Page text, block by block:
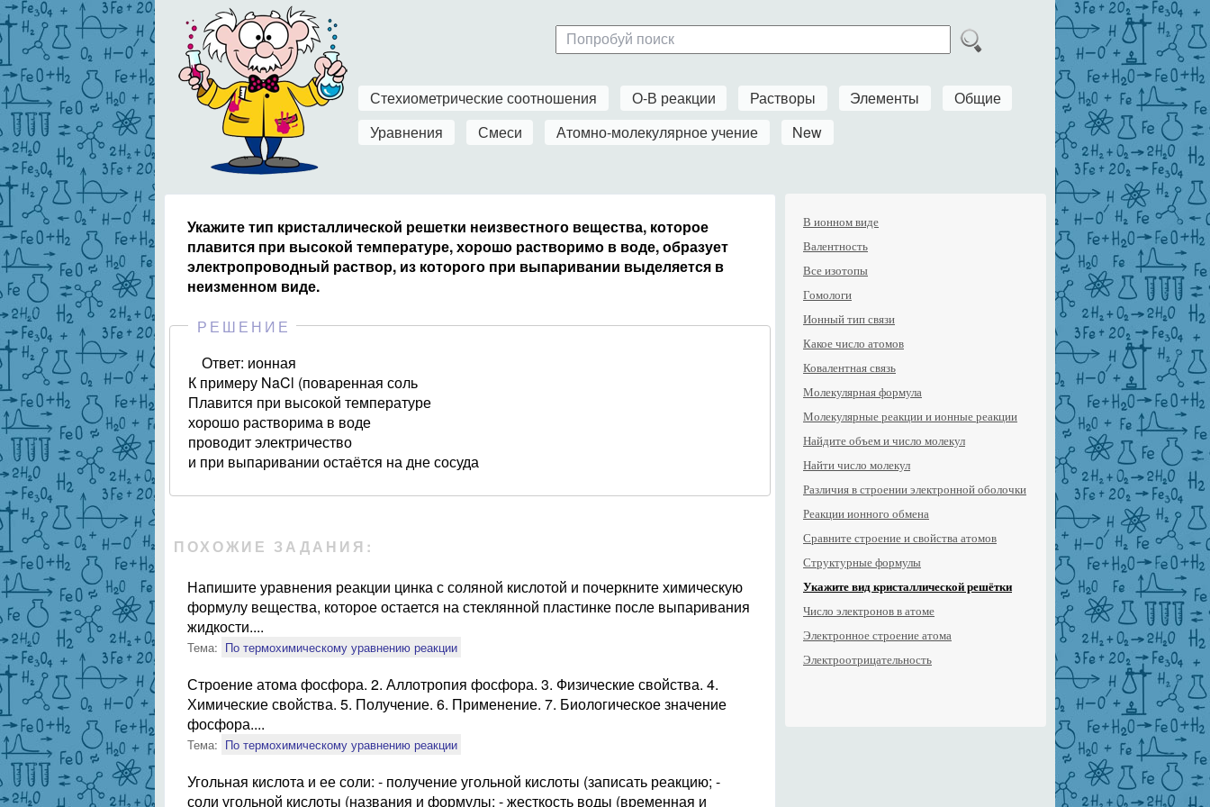
Стехиометрические соотношения О-В реакции Растворы Элементы
Общие
Уравнения
Смеси Атомно-молекулярное учение New
Укажите тип кристаллической решетки неизвестного вещества, которое
плавится при высокой температуре, хорошо растворимо в воде, образует
электропроводный раствор, из которого при выпаривании выделяется в
неизменном виде.
РЕШЕНИЕ
Ответ: ионная
К примеру NaCl (поваренная соль
Плавится при высокой температуре
хорошо растворима в воде
проводит электричество
и при выпаривании остаётся на дне сосуда
ПОХОЖИЕ ЗАДАНИЯ:
Напишите уравнения реакции цинка с соляной кислотой и почеркните химическую
формулу вещества, которое остается на стеклянной пластинке после выпаривания
жидкости....
Тема: По термохимическому уравнению реакции
Строение атома фосфора. 2. Аллотропия фосфора. 3. Физические свойства. 4.
Химические свойства. 5. Получение. 6. Применение. 7. Биологическое значение
фосфора....
Тема: По термохимическому уравнению реакции
Угольная кислота и ее соли: - получение угольной кислоты (записать реакцию; -
соли угольной кислоты (названия и формулы; - жесткость воды (временная и
В ионном виде
Валентность
Все изотопы
Гомологи
Ионный тип связи
Какое число атомов
Ковалентная связь
Молекулярная формула
Молекулярные реакции и ионные реакции
Найдите объем и число молекул
Найти число молекул
Различия в строении электронной оболочки
Реакции ионного обмена
Сравните строение и свойства атомов
Структурные формулы
Укажите вид кристаллической решётки
Число электронов в атоме
Электронное строение атома
Электроотрицательность